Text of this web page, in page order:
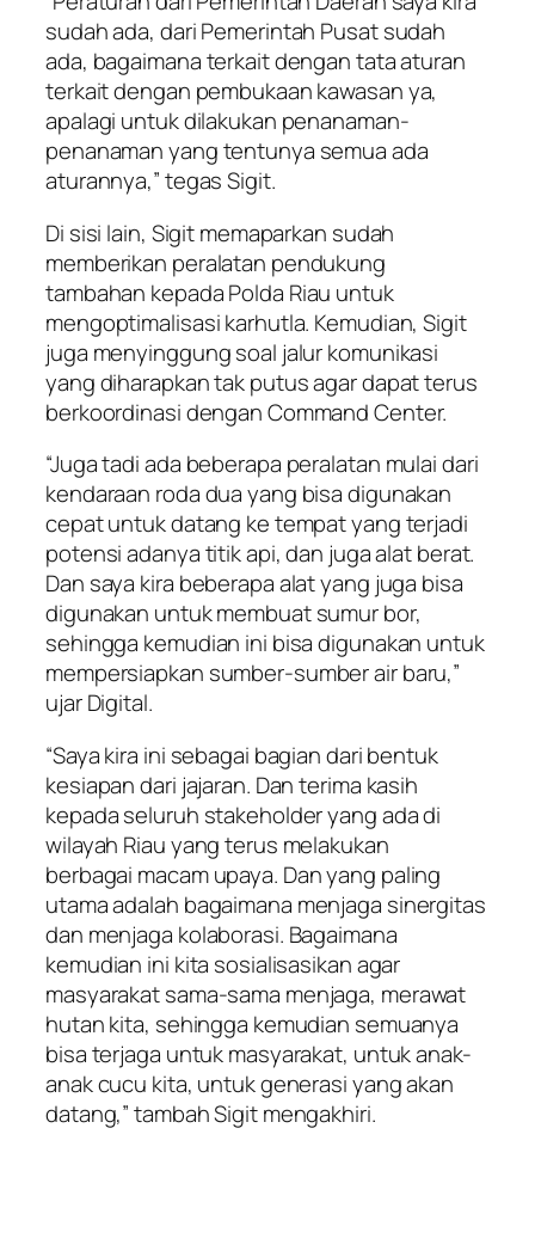
sudah ada, dari Pemerintah Pusat sudah
ada, bagaimana terkait dengan tata aturan
terkait dengan pembukaan kawasan ya,
apalagi untuk dilakukan penanaman-
penanaman yang tentunya semua ada
aturannya,” tegas Sigit.
Di sisi lain, Sigit memaparkan sudah
memberikan peralatan pendukung
tambahan kepada Polda Riau untuk
mengoptimalisasi karhutla. Kemudian, Sigit
juga menyinggung soal jalur komunikasi
yang diharapkan tak putus agar dapat terus
berkoordinasi dengan Command Center.
“Juga tadi ada beberapa peralatan mulai dari
kendaraan roda dua yang bisa digunakan
cepat untuk datang ke tempat yang terjadi
potensi adanya titik api, dan juga alat berat.
Dan saya kira beberapa alat yang juga bisa
digunakan untuk membuat sumur bor,
sehingga kemudian ini bisa digunakan untuk
mempersiapkan sumber-sumber air baru,”
ujar Digital.
“Saya kira ini sebagai bagian dari bentuk
kesiapan dari jajaran. Dan terima kasih
kepada seluruh stakeholder yang ada di
wilayah Riau yang terus melakukan
berbagai macam upaya. Dan yang paling
utama adalah bagaimana menjaga sinergitas
dan menjaga kolaborasi. Bagaimana
kemudian ini kita sosialisasikan agar
masyarakat sama-sama menjaga, merawat
hutan kita, sehingga kemudian semuanya
bisa terjaga untuk masyarakat, untuk anak-
anak cucu kita, untuk generasi yang akan
datang,” tambah Sigit mengakhiri.